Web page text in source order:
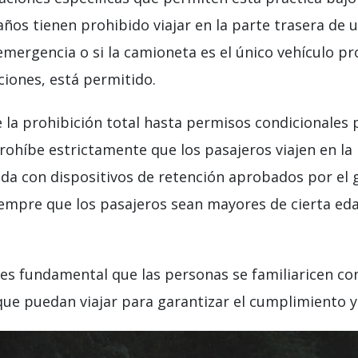
tienen prohibido viajar en la parte trasera de
o si la camioneta es el único vehículo
está permitido.
la prohibición total hasta permisos
estrictamente que los pasajeros viajen en
con dispositivos de retención aprobados por
que los pasajeros sean mayores de cierta
fundamental que las personas se familiaricen
puedan viajar para garantizar el cumplimiento